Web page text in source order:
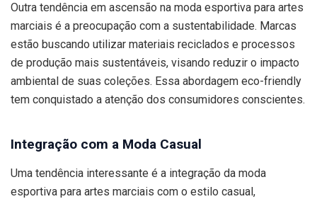
Outra tendência em ascensão na moda esportiva para artes
marciais é a preocupação com a sustentabilidade. Marcas
estão buscando utilizar materiais reciclados e processos
de produção mais sustentáveis, visando reduzir o impacto
ambiental de suas coleções. Essa abordagem eco-friendly
tem conquistado a atenção dos consumidores conscientes.
Integração com a Moda Casual
Uma tendência interessante é a integração da moda
esportiva para artes marciais com o estilo casual,